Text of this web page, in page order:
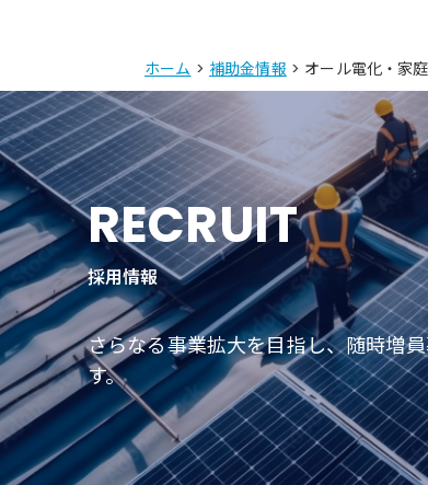
ホーム > 補助金情報 > オール電化・家
RECRUIT
採用情報
さらなる事業拡大を目指し、随時増
す。